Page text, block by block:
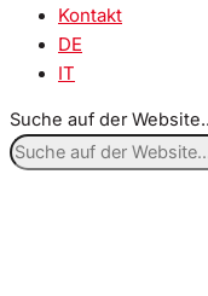
Kontakt
DE
IT
Suche auf der